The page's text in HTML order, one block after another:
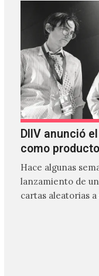
DIIV anunció
como
Hace algunas
lanzamiento de
cartas aleatorias